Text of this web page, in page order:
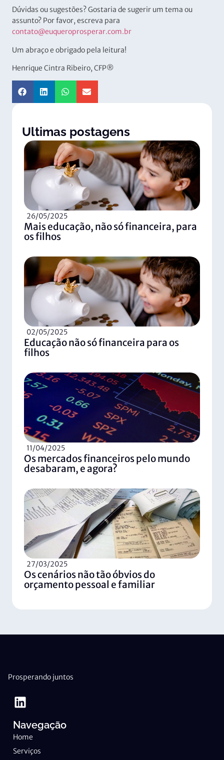
Dúvidas ou sugestões? Gostaria de sugerir um tema ou
assunto? Por favor, escreva para
contato@euqueroprosperar.com.br
Um abraço e obrigado pela leitura!
Henrique Cintra Ribeiro, CFP®
Ultimas postagens
26/05/2025
Mais educação, não só financeira, para
os filhos
02/05/2025
Educação não só financeira para os
filhos
11/04/2025
Os mercados financeiros pelo mundo
desabaram, e agora?
27/03/2025
Os cenários não tão óbvios do
orçamento pessoal e familiar
Prosperando juntos
Navegação
Home
Serviços